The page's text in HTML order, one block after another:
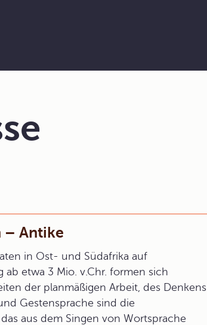
– Antike
in Ost- und Südafrika auf
etwa 3 Mio. v.Chr. formen sich
der planmäßigen Arbeit, des Denkens
Gestensprache sind die
aus dem Singen von Wortsprache